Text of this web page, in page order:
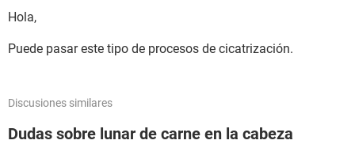
Hola,
Puede pasar este tipo de procesos de cicatrización.
Discusiones similares
Dudas sobre lunar de carne en la cabeza